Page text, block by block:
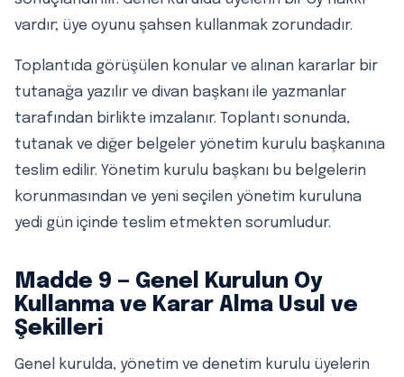
vardır; üye oyunu şahsen kullanmak zorundadır.
Toplantıda görüşülen konular ve alınan kararlar bir
tutanağa yazılır ve divan başkanı ile yazmanlar
tarafından birlikte imzalanır. Toplantı sonunda,
tutanak ve diğer belgeler yönetim kurulu başkanına
teslim edilir. Yönetim kurulu başkanı bu belgelerin
korunmasından ve yeni seçilen yönetim kuruluna
yedi gün içinde teslim etmekten sorumludur.
Madde 9 — Genel Kurulun Oy
Kullanma ve Karar Alma Usul ve
Şekilleri
Genel kurulda, yönetim ve denetim kurulu üyelerin